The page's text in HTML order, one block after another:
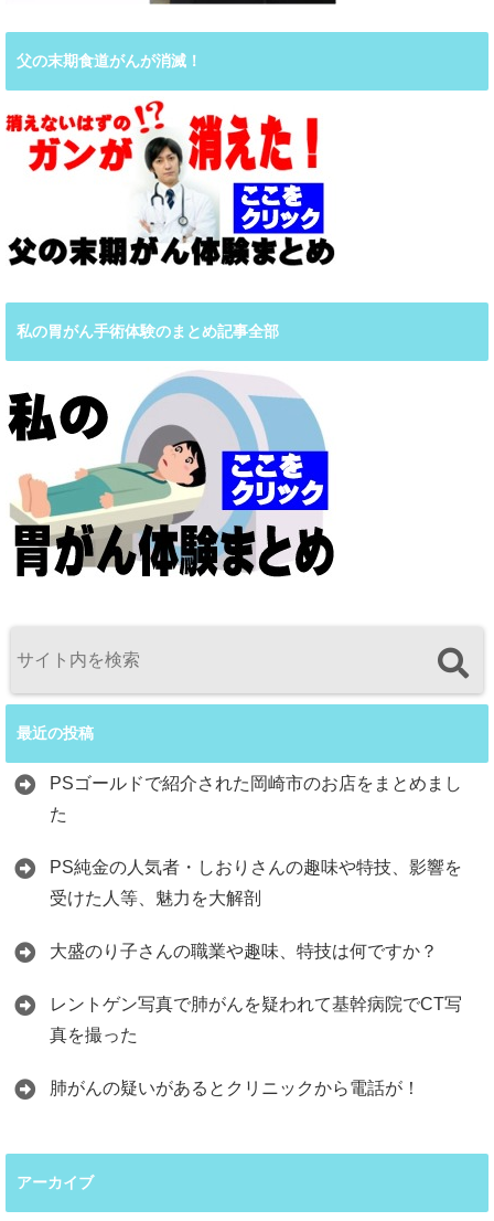
父の末期食道がんが消滅！
私の胃がん手術体験のまとめ記事全部
最近の投稿
PSゴールドで紹介された岡崎市のお店をまとめまし
た
PS純金の人気者・しおりさんの趣味や特技、影響を
受けた人等、魅力を大解剖
大盛のり子さんの職業や趣味、特技は何ですか？
レントゲン写真で肺がんを疑われて基幹病院でCT写
真を撮った
肺がんの疑いがあるとクリニックから電話が！
アーカイブ